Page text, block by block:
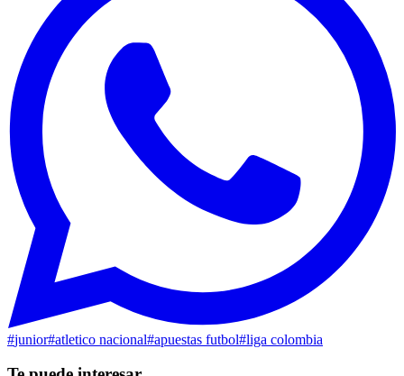
#junior#atletico nacional#apuestas futbol#liga colombia